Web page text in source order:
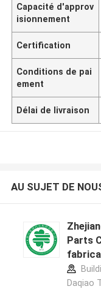
Capacité d'approv
isionnement
Certification
Conditions de pai
ement
Délai de livraison
AU SUJET DE
Parts
Daqiao